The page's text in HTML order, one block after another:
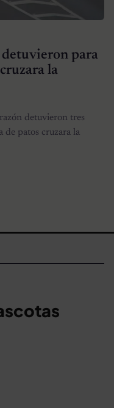
detuvieron para
la
detuvieron tres
de patos cruzara la